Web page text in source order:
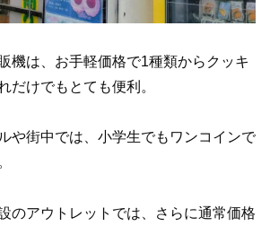
機は、お手軽価格で1種類からクッキ
だけでもとても便利。
や街中では、小学生でもワンコインで
のアウトレットでは、さらに通常価格